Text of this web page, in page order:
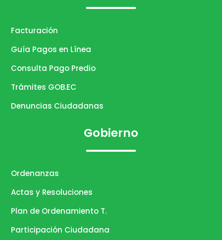
Facturación
Guía Pagos en Línea
Consulta Pago Predio
Trámites GOB.EC
Denuncias Ciudadanas
Gobierno
Ordenanzas
Actas y Resoluciones
Plan de Ordenamiento T.
Participación Ciudadana